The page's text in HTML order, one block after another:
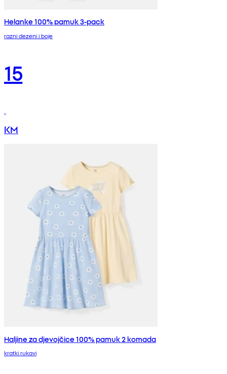
Helanke 100% pamuk 3-pack
razni dezeni i boje
15
KM
Haljine za djevojčice 100% pamuk 2 komada
kratki rukavi